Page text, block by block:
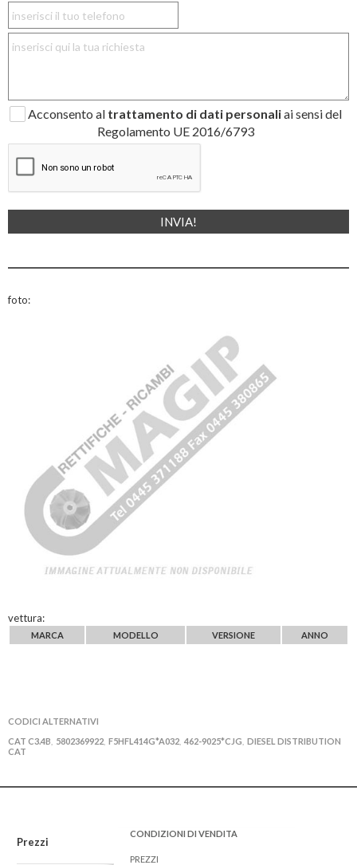
Acconsento al trattamento di dati personaliai sensi del
Regolamento UE 2016/6793
foto:
vettura:
MARCA MODELLO VERSIONE ANNO
CODICI ALTERNATIVI
CAT C3.4B
5802369922 F5HFL414G*A032 462-9025*CJG DIESEL DISTRIBUTION
CAT
Prezzi
CONDIZIONI DI VENDITA
PREZZI